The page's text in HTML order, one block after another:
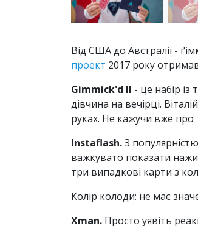
Від США до Австралії -
проект 2017 року
Gimmick'd II - це набір
дівчина на вечірці.
руках. Не кажучи вже про
Instaflash.З
важкувато показати
три випадкові карти з
Колір колоди: не має
Xman. Просто уявіть